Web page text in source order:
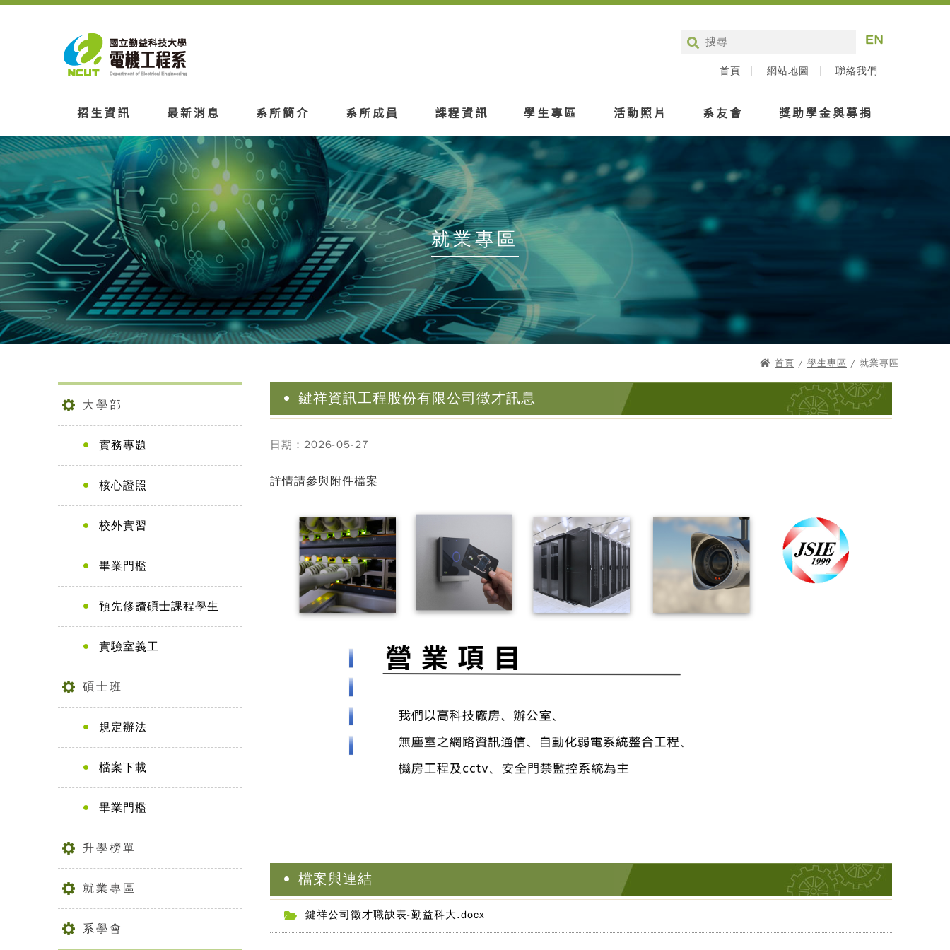
首頁 網站地圖 聯絡我們
招生資訊 最新消息 系所簡介 系所成員 課程資訊 學生專區 活動照片 系友會 獎助學金與募捐
就業專區
首頁 / 學生專區 / 就業專區
大學部
實務專題
核心證照
校外實習
畢業門檻
預先修讀碩士課程學生
實驗室義工
碩士班
規定辦法
檔案下載
畢業門檻
升學榜單
就業專區
系學會
鍵祥資訊工程股份有限公司徵才訊息
日期：2026-05-27
詳情請參與附件檔案
檔案與連結
鍵祥公司徵才職缺表-勤益科大.docx